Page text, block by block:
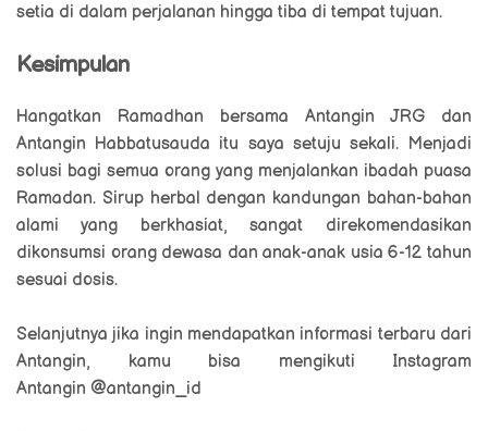
setia di dalam perjalanan hingga tiba di tempat tujuan.
Kesimpulan
Hangatkan Ramadhan bersama Antangin JRG dan
Antangin Habbatusauda itu saya setuju sekali. Menjadi
solusi bagi semua orang yang menjalankan ibadah puasa
Ramadan. Sirup herbal dengan kandungan bahan-bahan
alami yang berkhasiat, sangat direkomendasikan
dikonsumsi orang dewasa dan anak-anak usia 6-12 tahun
sesuai dosis.
Selanjutnya jika ingin mendapatkan informasi terbaru dari
Antangin, kamu bisa mengikuti Instagram
Antangin @antangin_id